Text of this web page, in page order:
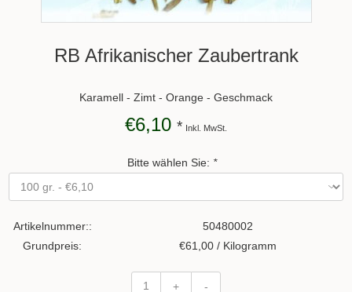
RB Afrikanischer Zaubertrank
Karamell - Zimt - Orange - Geschmack
€6,10 * Inkl. MwSt.
Bitte wählen Sie: *
Artikelnummer::
50480002
Grundpreis:
€61,00 / Kilogramm
+ -